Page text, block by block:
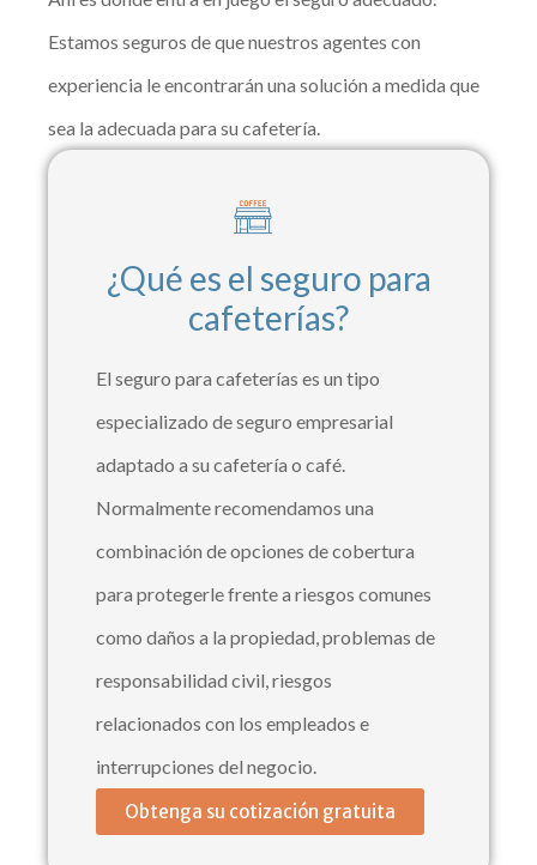
Estamos seguros de que nuestros agentes con
experiencia le encontrarán una solución a medida que
sea la adecuada para su cafetería.
¿Qué es el seguro para
cafeterías?
El seguro para cafeterías es un tipo
especializado de seguro empresarial
adaptado a su cafetería o café.
Normalmente recomendamos una
combinación de opciones de cobertura
para protegerle frente a riesgos comunes
como daños a la propiedad, problemas de
responsabilidad civil, riesgos
relacionados con los empleados e
interrupciones del negocio.
Obtenga su cotización gratuita